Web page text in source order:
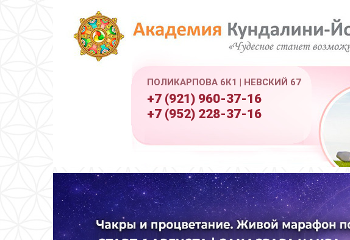
ПОЛИКАРПОВА 6К1 | НЕВСКИЙ 67
+7 (921) 960-37-16
+7 (952) 228-37-16